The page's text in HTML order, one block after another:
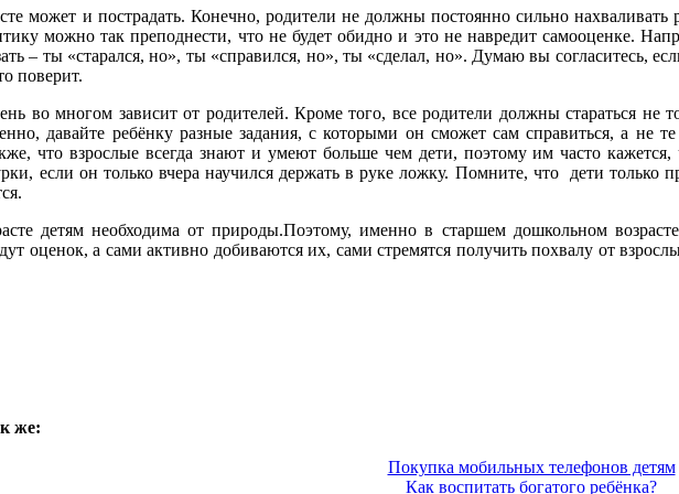
может и пострадать. Конечно, родители не должны постоянно сильно нахваливать
можно так преподнести, что не будет обидно и это не навредит самооценке.
– ты «старался, но», ты «справился, но», ты «сделал, но». Думаю вы согласитесь,
поверит.
во многом зависит от родителей. Кроме того, все родители должны стараться не
давайте ребёнку разные задания, с которыми он сможет сам справиться, а не
что взрослые всегда знают и умеют больше чем дети, поэтому им часто
если он только вчера научился держать в руке ложку. Помните, что дети
детям необходима от природы.Поэтому, именно в старшем дошкольном
оценок, а сами активно добиваются их, сами стремятся получить похвалу от
же:
Покупка мобильных телефонов детям
Как воспитать богатого ребёнка?